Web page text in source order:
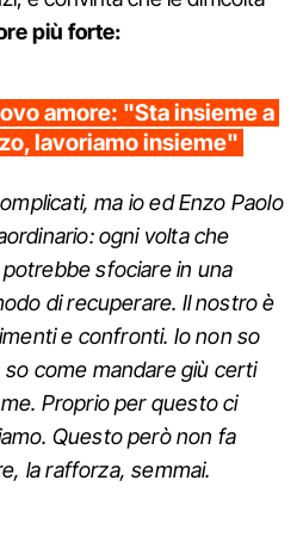
più forte:
amore: "Sta insieme a
lavoriamo insieme"
ma io ed Enzo Paolo
ogni volta che
sfociare in una
di recuperare. Il nostro è
e confronti. Io non so
come mandare giù certi
Proprio per questo ci
Questo però non fa
la rafforza, semmai.